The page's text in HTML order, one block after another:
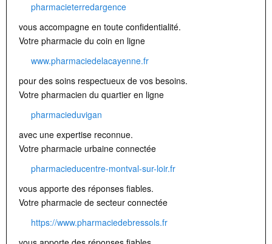
pharmacieterredargence
vous accompagne en toute confidentialité.
Votre pharmacie du coin en ligne
www.pharmaciedelacayenne.fr
pour des soins respectueux de vos besoins.
Votre pharmacien du quartier en ligne
pharmacieduvigan
avec une expertise reconnue.
Votre pharmacie urbaine connectée
pharmacieducentre-montval-sur-loir.fr
vous apporte des réponses fiables.
Votre pharmacie de secteur connectée
https://www.pharmaciedebressols.fr